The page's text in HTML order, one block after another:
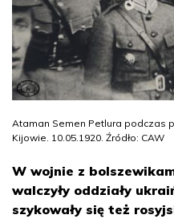
Ataman Semen Petlura podczas
Kijowie. 10.05.1920. Źródło: CAW
W wojnie z
walczyły oddziały
szykowały się też